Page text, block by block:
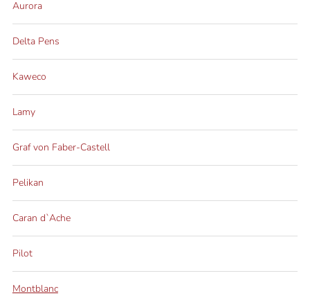
Aurora
Delta Pens
Kaweco
Lamy
Graf von Faber-Castell
Pelikan
Caran d`Ache
Pilot
Montblanc